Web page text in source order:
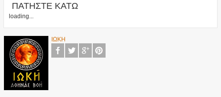
ΠΑΤΗΣΤΕ ΚΑΤΩ
loading...
ΙΩΚΗ